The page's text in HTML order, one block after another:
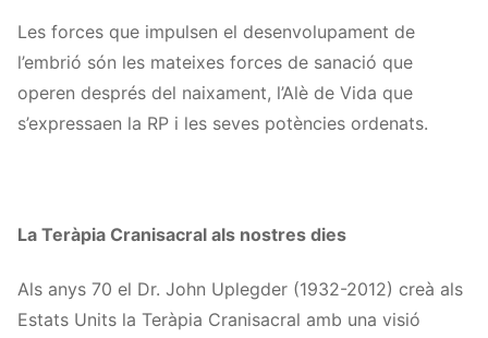
Les forces que impulsen el desenvolupament de
l’embrió són les mateixes forces de sanació que
operen després del naixament, l’Alè de Vida que
s’expressaen la RP i les seves potències ordenats.
La Teràpia Cranisacral als nostres dies
Als anys 70 el Dr. John Uplegder (1932-2012) creà als
Estats Units la Teràpia Cranisacral amb una visió